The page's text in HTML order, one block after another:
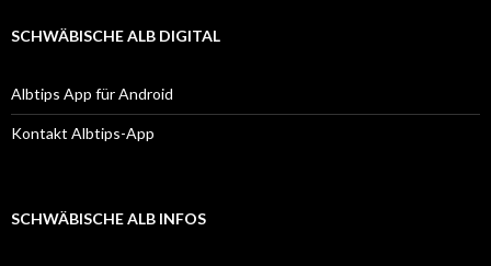
SCHWÄBISCHE ALB DIGITAL
Albtips App für Android
Kontakt Albtips-App
SCHWÄBISCHE ALB INFOS